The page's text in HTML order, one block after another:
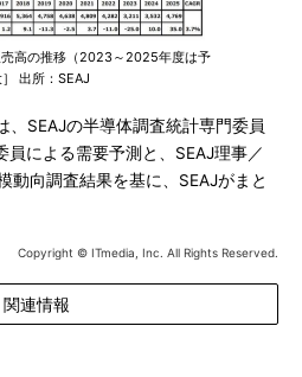
売高の推移（2023～2025年度は予
出所：SEAJ
SEAJの半導体調査統計専門委員
員による需要予測と、SEAJ理事／
動向調査結果を基に、SEAJがまと
Copyright © ITmedia, Inc. All Rights Reserved.
関連情報